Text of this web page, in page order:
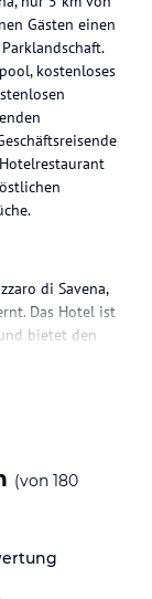
Gästen einen
kostenloses
di Savena,
Das Hotel ist
bietet den
Marconi liegt
sich auf zwei
sind
gehören
(von 180